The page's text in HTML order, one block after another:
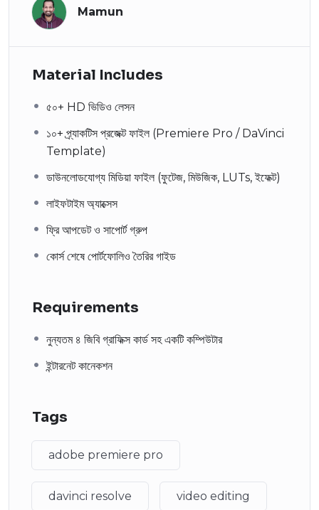
Mamun
Material Includes
৫০+ HD ভিডিও লেসন
১০+ প্র্যাকটিস প্রজেক্ট ফাইল (Premiere Pro / DaVinci
Template)
ডাউনলোডযোগ্য মিডিয়া ফাইল (ফুটেজ, মিউজিক, LUTs, ইফেক্ট)
লাইফটাইম অ্যাক্সেস
ফ্রি আপডেট ও সাপোর্ট গ্রুপ
কোর্স শেষে পোর্টফোলিও তৈরির গাইড
Requirements
নুন্যতম ৪ জিবি গ্রাফিক্স কার্ড সহ একটি কম্পিউটার
ইন্টারনেট কানেকশন
Tags
adobe premiere pro
davinci resolve video editing